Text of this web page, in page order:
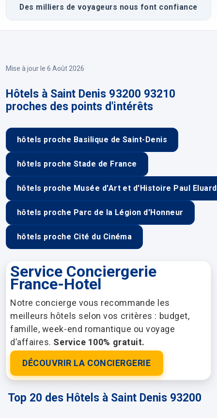
Des milliers de voyageurs nous font confiance
Mise à jour le 6 Août 2026
Hôtels à Saint Denis 93200 93210
proches des points d'intérêts
hôtels proche Basilique de Saint-Denis
hôtels proche Stade de France
hôtels proche Musée d'Art et d'Histoire Paul Eluard
hôtels proche Parc de la Légion d'Honneur
hôtels proche Cité du Cinéma
Service Conciergerie
France-Hotel
Notre concierge vous recommande les
meilleurs hôtels selon vos critères : budget,
famille, week-end romantique ou voyage
d’affaires. Service 100% gratuit.
DÉCOUVRIR LA CONCIERGERIE
Top 20 des Hôtels à Saint Denis 93200